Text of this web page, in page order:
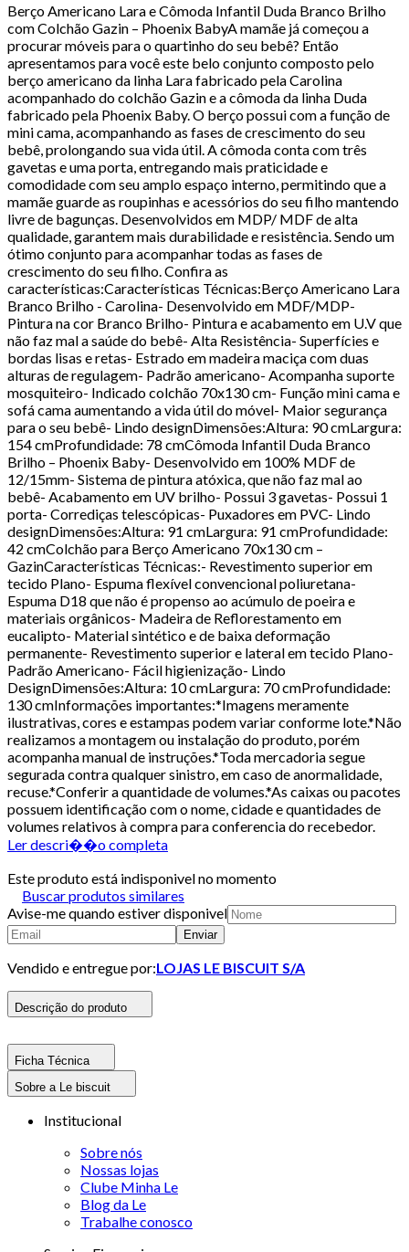
Berço Americano Lara e Cômoda Infantil Duda Branco Brilho
com Colchão Gazin – Phoenix BabyA mamãe já começou a
procurar móveis para o quartinho do seu bebê? Então
apresentamos para você este belo conjunto composto pelo
berço americano da linha Lara fabricado pela Carolina
acompanhado do colchão Gazin e a cômoda da linha Duda
fabricado pela Phoenix Baby. O berço possui com a função de
mini cama, acompanhando as fases de crescimento do seu
bebê, prolongando sua vida útil. A cômoda conta com três
gavetas e uma porta, entregando mais praticidade e
comodidade com seu amplo espaço interno, permitindo que a
mamãe guarde as roupinhas e acessórios do seu filho mantendo
livre de bagunças. Desenvolvidos em MDP/ MDF de alta
qualidade, garantem mais durabilidade e resistência. Sendo um
ótimo conjunto para acompanhar todas as fases de
crescimento do seu filho. Confira as
características:Características Técnicas:Berço Americano Lara
Branco Brilho - Carolina- Desenvolvido em MDF/MDP-
Pintura na cor Branco Brilho- Pintura e acabamento em U.V que
não faz mal a saúde do bebê- Alta Resistência- Superfícies e
bordas lisas e retas- Estrado em madeira maciça com duas
alturas de regulagem- Padrão americano- Acompanha suporte
mosquiteiro- Indicado colchão 70x130 cm- Função mini cama e
sofá cama aumentando a vida útil do móvel- Maior segurança
para o seu bebê- Lindo designDimensões:Altura: 90 cmLargura:
154 cmProfundidade: 78 cmCômoda Infantil Duda Branco
Brilho – Phoenix Baby- Desenvolvido em 100% MDF de
12/15mm- Sistema de pintura atóxica, que não faz mal ao
bebê- Acabamento em UV brilho- Possui 3 gavetas- Possui 1
porta- Corrediças telescópicas- Puxadores em PVC- Lindo
designDimensões:Altura: 91 cmLargura: 91 cmProfundidade:
42 cmColchão para Berço Americano 70x130 cm –
GazinCaracterísticas Técnicas:- Revestimento superior em
tecido Plano- Espuma flexível convencional poliuretana-
Espuma D18 que não é propenso ao acúmulo de poeira e
materiais orgânicos- Madeira de Reflorestamento em
eucalipto- Material sintético e de baixa deformação
permanente- Revestimento superior e lateral em tecido Plano-
Padrão Americano- Fácil higienização- Lindo
DesignDimensões:Altura: 10 cmLargura: 70 cmProfundidade:
130 cmInformações importantes:*Imagens meramente
ilustrativas, cores e estampas podem variar conforme lote.*Não
realizamos a montagem ou instalação do produto, porém
acompanha manual de instruções.*Toda mercadoria segue
segurada contra qualquer sinistro, em caso de anormalidade,
recuse.*Conferir a quantidade de volumes.*As caixas ou pacotes
possuem identificação com o nome, cidade e quantidades de
volumes relativos à compra para conferencia do recebedor.
Ler descri��o completa
Este produto está indisponivel no momento
Buscar produtos similares
Avise-me quando estiver disponivel
Enviar
Vendido e entregue por:LOJAS LE BISCUIT S/A
Descrição do produto
Ficha Técnica
Sobre a Le biscuit
Institucional
Sobre nós
Nossas lojas
Clube Minha Le
Blog da Le
Trabalhe conosco